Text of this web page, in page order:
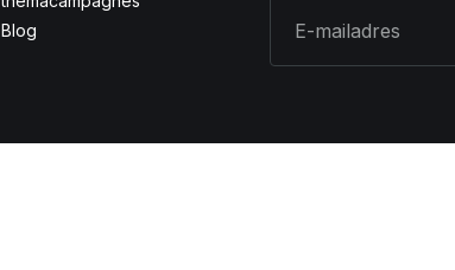
Blog